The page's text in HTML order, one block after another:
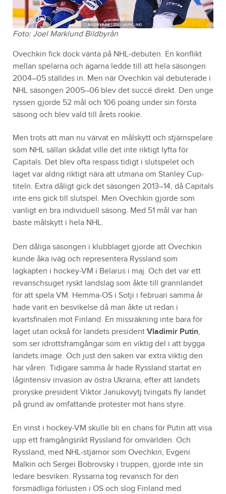
Foto: Joel Marklund Bildbyrån
Ovechkin fick dock vänta på NHL-debuten. En konflikt
mellan spelarna och ägarna ledde till att hela säsongen
2004–05 ställdes in. Men när Ovechkin väl debuterade i
NHL säsongen 2005–06 blev det succé direkt. Den unge
ryssen gjorde 52 mål och 106 poäng under sin första
säsong och blev vald till årets rookie.
Men trots att man nu värvat en målskytt och stjärnspelare
som NHL sällan skådat ville det inte riktigt lyfta för
Capitals. Det blev ofta respass tidigt i slutspelet och
laget var aldrig riktigt nära att utmana om Stanley Cup-
titeln. Extra dåligt gick det säsongen 2013–14, då Capitals
inte ens gick till slutspel. Men Ovechkin gjorde som
vanligt en bra individuell säsong. Med 51 mål var han
bäste målskytt i hela NHL.
Den dåliga säsongen i klubblaget gjorde att Ovechkin
kunde åka iväg och representera Ryssland som
lagkapten i hockey-VM i Belarus i maj. Och det var ett
revanschsuget ryskt landslag som åkte till grannlandet
för att spela VM. Hemma-OS i Sotji i februari samma år
hade varit en besvikelse då man åkte ut redan i
kvartsfinalen mot Finland. En missräkning inte bara för
laget utan också för landets president Vladimir Putin,
som ser idrottsframgångar som en viktig del i att bygga
landets image. Och just den saken var extra viktig den
här våren. Tidigare samma år hade Ryssland startat en
lågintensiv invasion av östra Ukraina, efter att landets
proryske president Viktor Janukovytj tvingats fly landet
på grund av omfattande protester mot hans styre.
En vinst i hockey-VM skulle bli en chans för Putin att visa
upp ett framgångsrikt Ryssland för omvärlden. Och
Ryssland, med NHL-stjärnor som Ovechkin, Evgeni
Malkin och Sergei Bobrovsky i truppen, gjorde inte sin
ledare besviken. Ryssarna tog revansch för den
försmädliga förlusten i OS och slog Finland med